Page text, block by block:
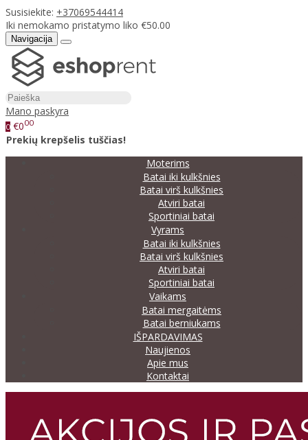
Susisiekite: +37069544414
Iki nemokamo pristatymo liko €50.00
Navigacija
Mano paskyra
0 €000
Prekių krepšelis tuščias!
Moterims
Batai iki kulkšnies
Batai virš kulkšnies
Atviri batai
Sportiniai batai
Vyrams
Batai iki kulkšnies
Batai virš kulkšnies
Atviri batai
Sportiniai batai
Vaikams
Batai mergaitėms
Batai berniukams
IŠPARDAVIMAS
Naujienos
Apie mus
Kontaktai